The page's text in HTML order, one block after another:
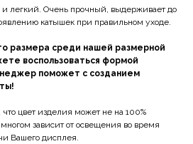
легкий. Очень прочный, выдерживает до
катышек при правильном уходе.
размера среди нашей размерной
воспользоваться формой
поможет с созданием
цвет изделия может не на 100%
многом зависит от освещения во время
Вашего дисплея.